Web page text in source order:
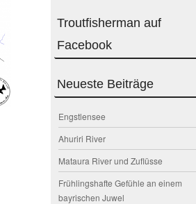
Troutfisherman auf
Facebook
Neueste Beiträge
Engstlensee
Ahuriri River
Mataura River und Zuflüsse
Frühlingshafte Gefühle an einem
bayrischen Juwel